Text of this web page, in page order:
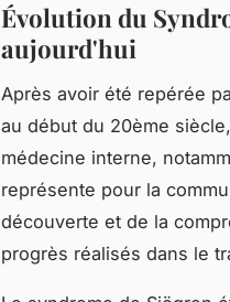
Évolution du
aujourd'hui
Après avoir été repérée
au début du 20ème
médecine interne,
représente pour la
découverte et de la
progrès réalisés dans le